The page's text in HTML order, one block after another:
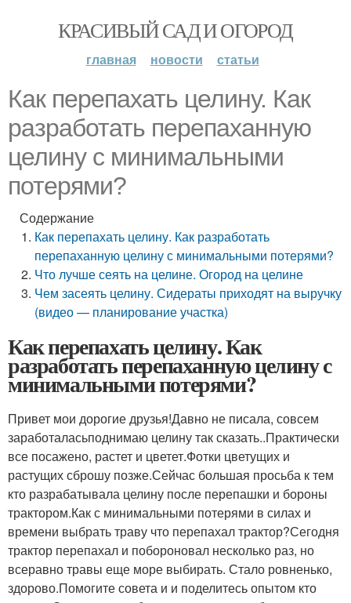
КРАСИВЫЙ САД И ОГОРОД
главная новости статьи
Как перепахать целину. Как
разработать перепаханную
целину с минимальными
потерями?
Содержание
Как перепахать целину. Как разработать
перепаханную целину с минимальными потерями?
Что лучше сеять на целине. Огород на целине
Чем засеять целину. Сидераты приходят на выручку
(видео — планирование участка)
Как перепахать целину. Как
разработать перепаханную целину с
минимальными потерями?
Привет мои дорогие друзья!Давно не писала, совсем
заработаласьподнимаю целину так сказать..Практически
все посажено, растет и цветет.Фотки цветущих и
растущих сброшу позже.Сейчас большая просьба к тем
кто разрабатывала целину после перепашки и бороны
трактором.Как с минимальными потерями в силах и
времени выбрать траву что перепахал трактор?Сегодня
трактор перепахал и побороновал несколько раз, но
всеравно травы еще море выбирать. Стало ровненько,
здорово.Помогите совета и и поделитесь опытом кто